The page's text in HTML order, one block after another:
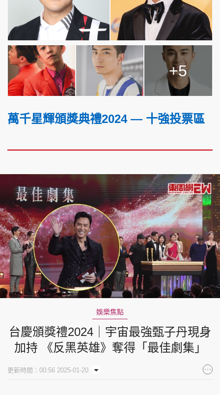
+5
萬千星輝頒獎典禮2024 — 十強投票區
娛樂焦點
台慶頒獎禮2024｜宇宙最強甄子丹現身
加持 《反黑英雄》奪得「最佳劇集」
更新時間：00:56 2025-01-20